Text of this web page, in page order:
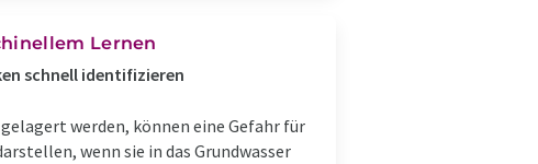
Lernen
schnell identifizieren
werden, können eine Gefahr für
wenn sie in das Grundwasser